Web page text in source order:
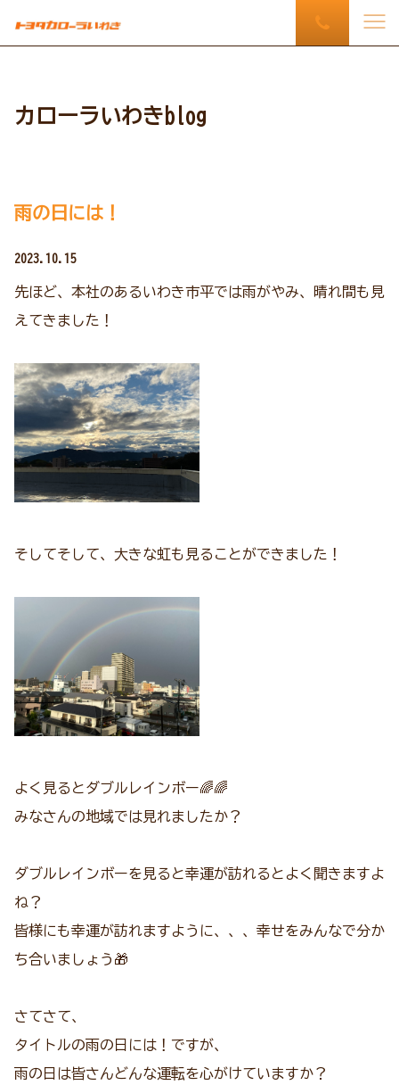
カローラいわきblog
雨の日には！
2023.10.15
先ほど、本社のあるいわき市平では雨がやみ、晴れ間も見
えてきました！
そしてそして、大きな虹も見ることができました！
よく見るとダブルレインボー🌈🌈
みなさんの地域では見れましたか？
ダブルレインボーを見ると幸運が訪れるとよく聞きますよ
ね？
皆様にも幸運が訪れますように、、、幸せをみんなで分か
ち合いましょう🎁
さてさて、
タイトルの雨の日には！ですが、
雨の日は皆さんどんな運転を心がけていますか？